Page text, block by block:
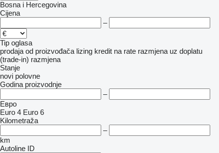
Bosna i Hercegovina
Cijena
–
Tip oglasa
prodaja od proizvođača lizing kredit na rate razmjena uz doplatu
(trade-in) razmjena
Stanje
novi polovne
Godina proizvodnje
–
Евро
Euro 4 Euro 6
Kilometraža
–
km
Autoline ID